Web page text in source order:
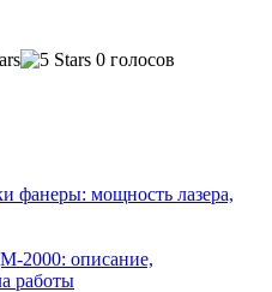
0 голосов
фанеры: мощность лазера,
2000: описание,
работы